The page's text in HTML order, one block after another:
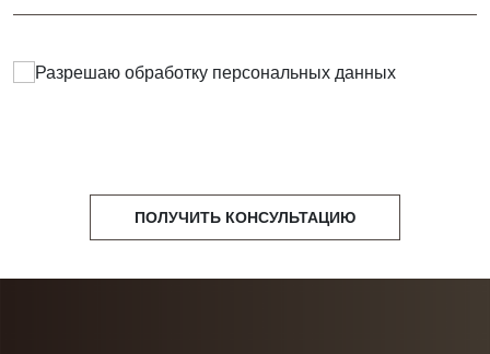
Разрешаю обработку персональных данных
ПОЛУЧИТЬ КОНСУЛЬТАЦИЮ